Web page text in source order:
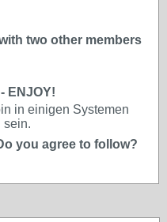
two other members
ENJOY!
in einigen Systemen
sein.
you agree to follow?